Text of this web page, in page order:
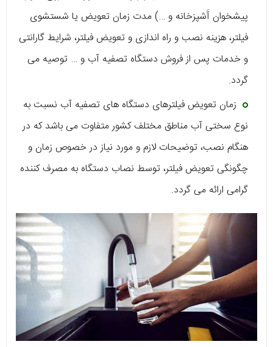
پیشخوان آَشپزخانه و …) مدت زمان تعویض یا شستشوی
فیلتر، هزینه نصب و راه اندازی و تعویض فیلتر، شرایط گارانتی
و خدمات پس از فروش دستگاه تصفیه آب و … توصیه می
گردد.
زمان تعویض فیلترهای دستگاه های تصفیه آب نسبت به
نوع سختی آب مناطق مختلف کشور متفاوت می باشد که در
هنگام نصب، توضیحات لازم و مورد نیاز در خصوص زمان و
چگونگی تعویض فیلتر، توسط نصاب دستگاه به مصرف کننده
گرامی ارائه می گردد.